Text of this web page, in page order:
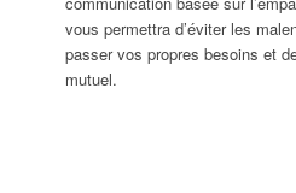
vous permettra d’éviter les
passer vos propres besoins et
mutuel.IRIS |